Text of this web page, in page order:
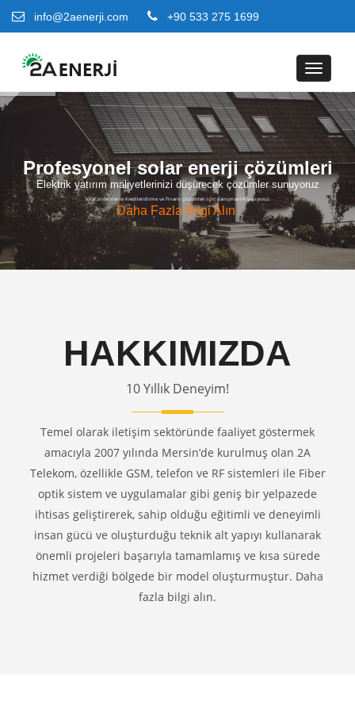
info@2aenerji.com +90 533 275 1699
Toggle
Profesyonel solar enerji çözümleri
Elektrik yatırım maliyetlerinizi düşürecek çözümler sunuyoruz
Solar sistemlerde Kredilendirme ve Finans çözümleri için danışmanlık yapıyoruz.
Daha Fazla Bilgi Alın.
HAKKIMIZDA
10 Yıllık Deneyim!
Temel olarak iletişim sektöründe faaliyet göstermek
amacıyla 2007 yılında Mersin’de kurulmuş olan 2A
Telekom, özellikle GSM, telefon ve RF sistemleri ile Fiber
optik sistem ve uygulamalar gibi geniş bir yelpazede
ihtisas geliştirerek, sahip olduğu eğitimli ve deneyimli
insan gücü ve oluşturduğu teknik alt yapıyı kullanarak
önemli projeleri başarıyla tamamlamış ve kısa sürede
hizmet verdiği bölgede bir model oluşturmuştur. Daha
fazla bilgi alın.